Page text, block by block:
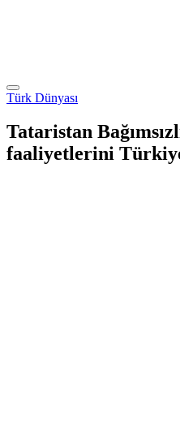
Türk Dünyası
Tataristan
faaliyetlerini